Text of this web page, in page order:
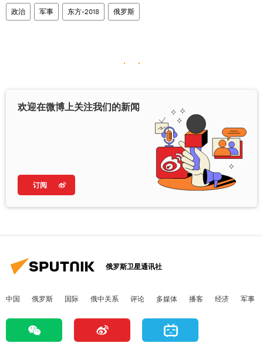
政治 军事 东方-2018 俄罗斯
欢迎在微博上关注我们的新闻
订阅
俄罗斯卫星通讯社
中国 俄罗斯 国际 俄中关系 评论 多媒体 播客 经济 军事